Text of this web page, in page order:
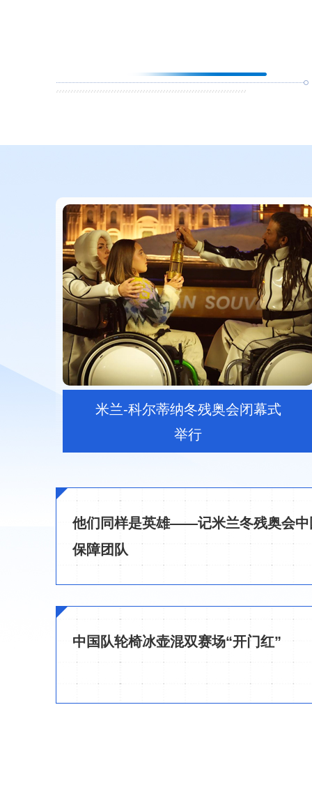
米兰-科尔蒂纳冬残奥会闭幕式
举行
他们同样是英雄——记米兰冬残奥会中
保障团队
中国队轮椅冰壶混双赛场“开门红”